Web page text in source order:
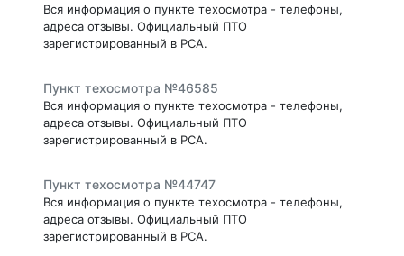
Вся информация о пункте техосмотра - телефоны,
адреса отзывы. Официальный ПТО
зарегистрированный в РСА.
Пункт техосмотра №46585
Вся информация о пункте техосмотра - телефоны,
адреса отзывы. Официальный ПТО
зарегистрированный в РСА.
Пункт техосмотра №44747
Вся информация о пункте техосмотра - телефоны,
адреса отзывы. Официальный ПТО
зарегистрированный в РСА.